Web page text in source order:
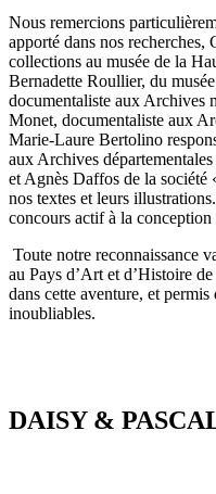
Nous remercions
apporté dans nos recherches,
collections au musée de la
Bernadette Roullier, du
documentaliste aux Archives
Monet, documentaliste aux
Marie-Laure Bertolino
aux Archives
et Agnès Daffos de la société
nos textes et leurs
concours actif à la
Toute notre reconnaissance
au Pays d’Art et d’Histoire
dans cette aventure, et
inoubliables.
DAISY &